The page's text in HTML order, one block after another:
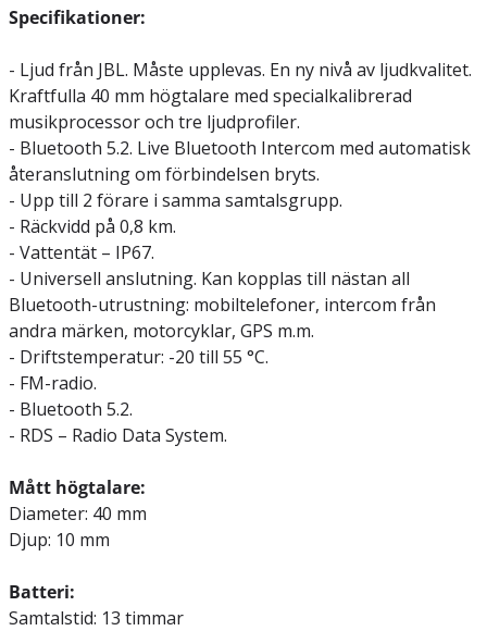
Specifikationer:
- Ljud från JBL. Måste upplevas. En ny nivå av ljudkvalitet.
Kraftfulla 40 mm högtalare med specialkalibrerad
musikprocessor och tre ljudprofiler.
- Bluetooth 5.2. Live Bluetooth Intercom med automatisk
återanslutning om förbindelsen bryts.
- Upp till 2 förare i samma samtalsgrupp.
- Räckvidd på 0,8 km.
- Vattentät – IP67.
- Universell anslutning. Kan kopplas till nästan all
Bluetooth-utrustning: mobiltelefoner, intercom från
andra märken, motorcyklar, GPS m.m.
- Driftstemperatur: -20 till 55 °C.
- FM-radio.
- Bluetooth 5.2.
- RDS – Radio Data System.
Mått högtalare:
Diameter: 40 mm
Djup: 10 mm
Batteri:
Samtalstid: 13 timmar